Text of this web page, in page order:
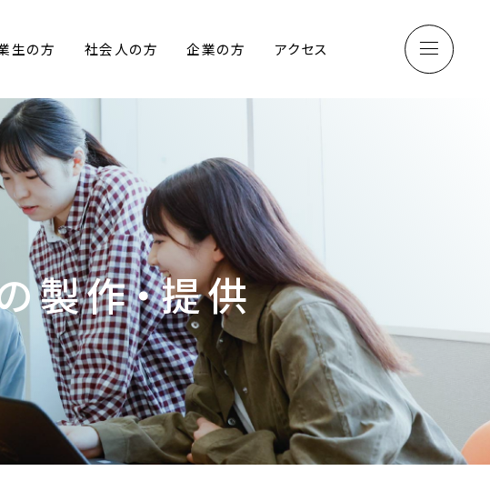
生の方 社会人の方 企業の方 アクセス
製作・提供